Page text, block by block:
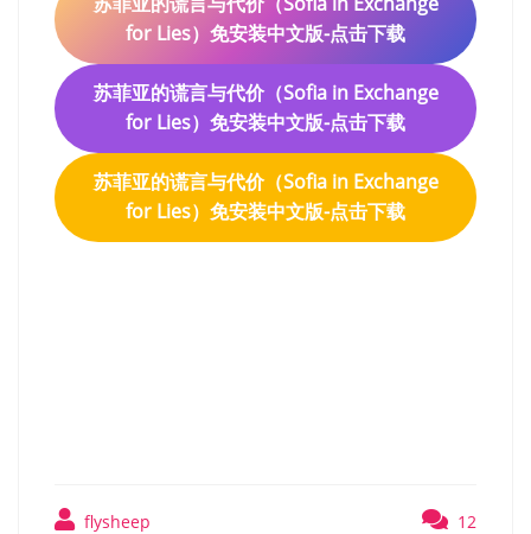
for Lies）免安装中文版-点击下载
苏菲亚的谎言与代价（Sofia in Exchange
for Lies）免安装中文版-点击下载
苏菲亚的谎言与代价（Sofia in Exchange
for Lies）免安装中文版-点击下载
flysheep 12